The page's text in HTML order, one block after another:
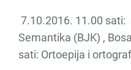
7.10.2016. 11.00 sati:
Semantika (BJK) ,
sati: Ortoepija i